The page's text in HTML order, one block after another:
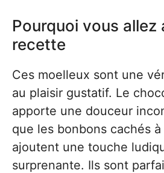
Pourquoi vous
recette
Ces moelleux sont une
au plaisir gustatif. Le
apporte une douceur
que les bonbons cachés à
ajoutent une touche
surprenante. Ils sont